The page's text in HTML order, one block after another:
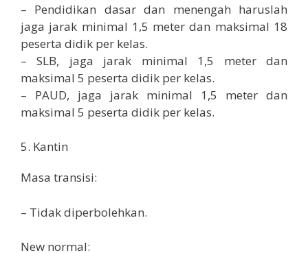
– Pendidikan dasar dan menengah haruslah
jaga jarak minimal 1,5 meter dan maksimal 18
peserta didik per kelas.
– SLB, jaga jarak minimal 1,5 meter dan
maksimal 5 peserta didik per kelas.
– PAUD, jaga jarak minimal 1,5 meter dan
maksimal 5 peserta didik per kelas.
5. Kantin
Masa transisi:
– Tidak diperbolehkan.
New normal: